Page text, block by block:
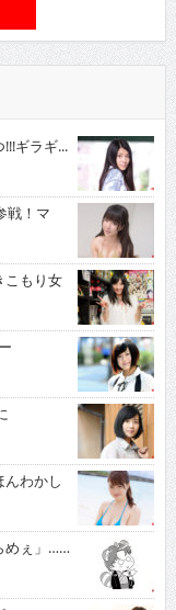
ギラギ...
戦！マ
もり女
わかし
めぇ」……